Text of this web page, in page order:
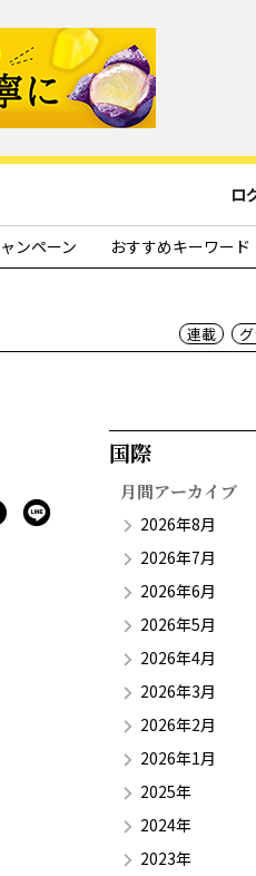
ロ
ンペーン おすすめキーワード
連載
国際​
月間アーカイブ
2026年8月
2026年7月
2026年6月
2026年5月
2026年4月
2026年3月
2026年2月
2026年1月
2025年
2024年
2023年